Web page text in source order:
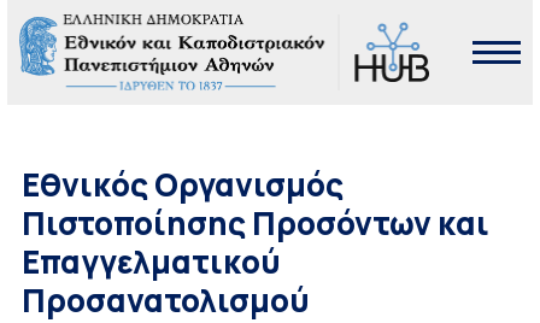
Εθνικός Οργανισμός
Πιστοποίησης Προσόντων και
Επαγγελματικού
Προσανατολισμού